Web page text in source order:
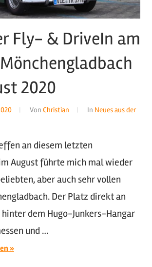
Fly- & DriveIn am
2020
Von Christian In Neues aus der
an diesem letzten
August führte mich mal wieder
aber auch sehr vollen
Der Platz direkt an
dem Hugo-Junkers-Hangar
und …